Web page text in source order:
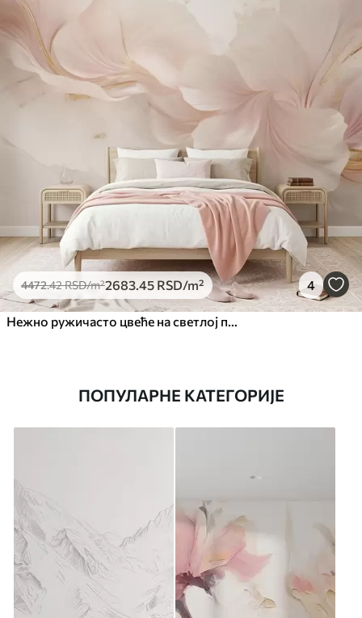
4472.42RSD/m²2683 .45 RSD/m² 4
ПОПУЛАРНЕ КАТЕГОРИЈЕ